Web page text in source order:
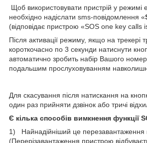
Щоб використовувати пристрій у режимі
необхідно надіслати sms-повідомлення «
(відповідає пристрою «SOS one key calls
Після активації режиму, якщо на трекері
короткочасно по 3 секунди натиснути
автоматично зробить набір Вашого
подальшим прослуховуванням
Для скасування після натискання на
один раз прийняти дзвінок або тричі
Є кілька способів вимкнення функції
1) Найнадійніший це перезавантаження
(Перерізавантаження пристрою